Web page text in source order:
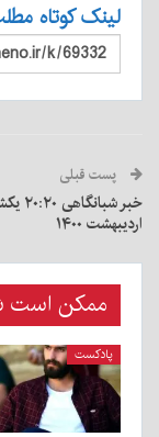
لینک کوتاه
پست قبلی
اردیبهشت ۱۴۰۰
ممکن است
پادکست